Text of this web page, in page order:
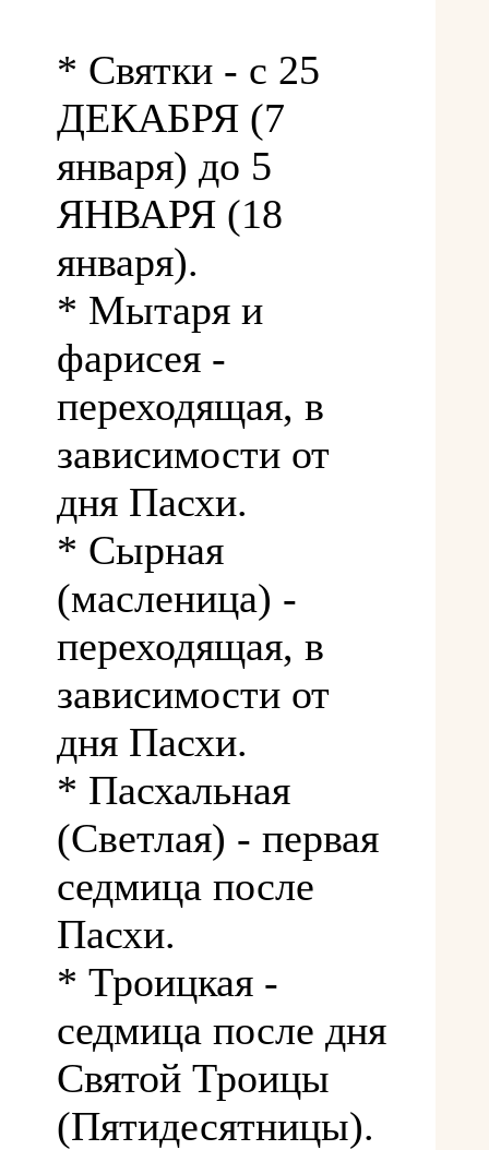
* Святки - с 25
ДЕКАБРЯ (7
января) до 5
ЯНВАРЯ (18
января).
* Мытаря и
фарисея -
переходящая, в
зависимости от
дня Пасхи.
* Сырная
(масленица) -
переходящая, в
зависимости от
дня Пасхи.
* Пасхальная
(Светлая) - первая
седмица после
Пасхи.
* Троицкая -
седмица после дня
Святой Троицы
(Пятидесятницы).